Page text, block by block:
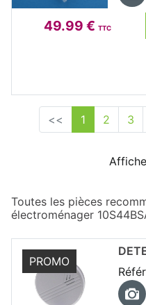
49.99 € TTC
<< 1 2 3
Toutes les pièces
électroménager
PROMO